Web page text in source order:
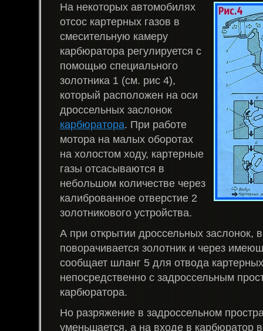
На некоторых автомобилях
отсос картерных газов в
смесительную камеру
карбюратора регулируется с
помощью специального
золотника 1 (см. рис 4),
который расположен на оси
дроссельных заслонок
карбюратора. При работе
мотора на малых оборотах
на холостом ходу, картерные
газы отсасываются в
небольшом количестве через
калиброванное отверстие 2
золотникового устройства.
А при открытии дроссельных заслонок,
поворачивается золотник и через
сообщает шланг 5 для отвода
непосредственно с задроссельным
карбюратора.
Но разряжение в задроссельном
уменьшается, а на входе в карбюратор